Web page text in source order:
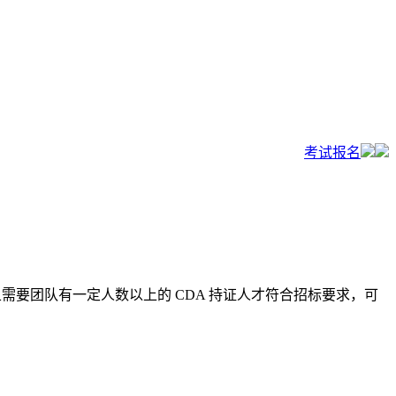
考试报名
要团队有一定人数以上的 CDA 持证人才符合招标要求，可